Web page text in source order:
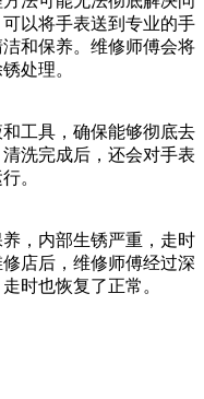
以将手表送到专业的手
和保养。维修师傅会将
处理。
工具，确保能够彻底去
洗完成后，还会对手表
。
，内部生锈严重，走时
店后，维修师傅经过深
时也恢复了正常。